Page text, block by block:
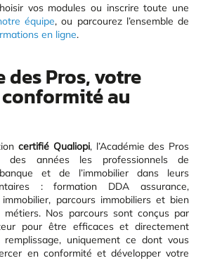
vos modules ou inscrire toute une
équipe, ou parcourez l’ensemble de
en ligne.
des Pros, votre
au
certifié Qualiopi, l’Académie des Pros
des années les professionnels de
et de l’immobilier dans leurs
: formation DDA assurance,
parcours immobiliers et bien
métiers. Nos parcours sont conçus par
pour être efficaces et directement
uniquement ce dont vous
en conformité et développer votre